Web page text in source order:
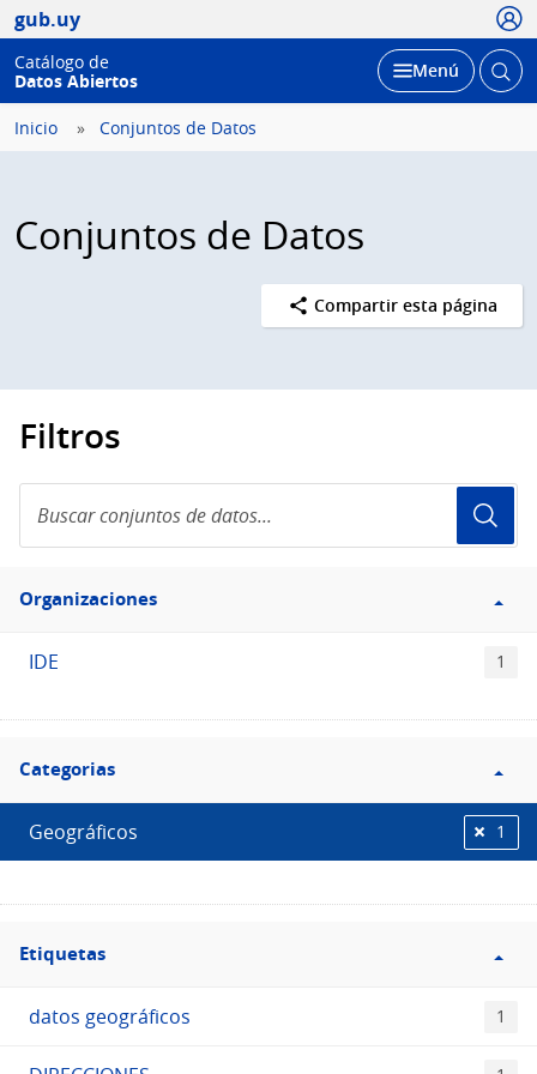
gub.uy
Catálogo de
Datos Abiertos
Desplegar
Menú Abrir
Inicio Conjuntos de Datos
Conjuntos de Datos
Compartir esta página
Filtros
conjuntos
de
Filtro
Organizaciones
Organizaciones
IDE 1
Filtro
Categorias
Categorias
Geográficos 1
Filtro
Etiquetas
Etiquetas
datos geográficos 1